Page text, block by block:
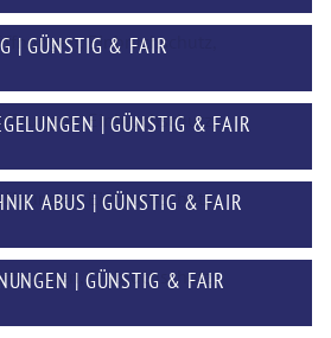
| GÜNSTIG & FAIR
| GÜNSTIG & FAIR
ABUS | GÜNSTIG & FAIR
| GÜNSTIG & FAIR